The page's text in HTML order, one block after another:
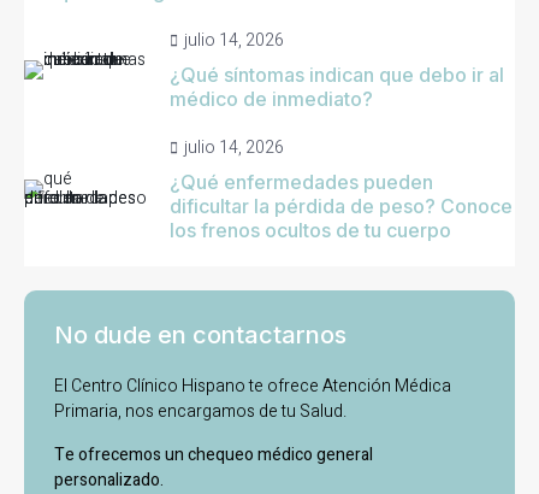
julio 14, 2026
¿Qué síntomas indican que debo ir al
médico de inmediato?
julio 14, 2026
¿Qué enfermedades pueden
dificultar la pérdida de peso? Conoce
los frenos ocultos de tu cuerpo
No dude en contactarnos
El Centro Clínico Hispano te ofrece Atención Médica
Primaria, nos encargamos de tu Salud.
Te ofrecemos un chequeo médico general
personalizado.